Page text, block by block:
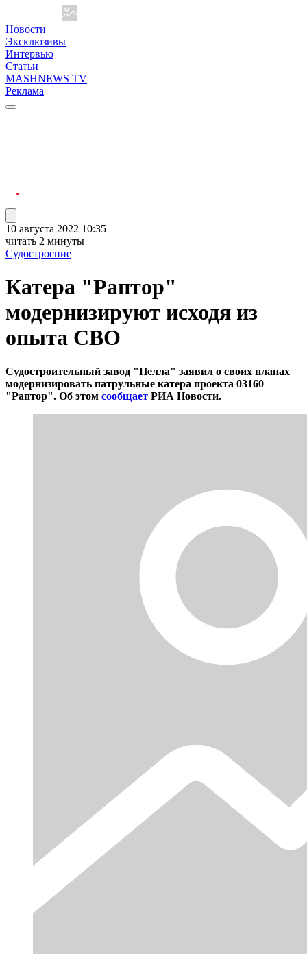
Новости
Эксклюзивы
Интервью
Статьи
MASHNEWS TV
Реклама
10 августа 2022 10:35
читать 2 минуты
Судостроение
Катера "Раптор"
модернизируют исходя из
опыта СВО
Судостроительный завод "Пелла" заявил о своих планах
модернизировать патрульные катера проекта 03160
"Раптор". Об этом сообщает РИА Новости.